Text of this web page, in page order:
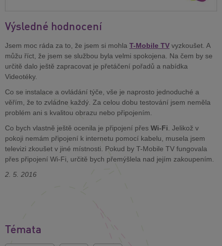
Výsledné hodnocení
Jsem moc ráda za to, že jsem si mohla T-Mobile TV vyzkoušet. A
můžu říct, že jsem se službou byla velmi spokojena. Na čem by se
určitě dalo ještě zapracovat je přetáčení pořadů a nabídka
Videotéky.
Co se instalace a ovládání týče, vše je naprosto jednoduché a
věřím, že to zvládne každý. Za celou dobu testování jsem neměla
problém ani s kvalitou obrazu nebo připojením.
Co bych vlastně ještě ocenila je připojení přes Wi-Fi . Jelikož v
pokoji nemám připojení k internetu pomocí kabelu, musela jsem
televizi zkoušet v jiné místnosti. Pokud by T-Mobile TV fungovala
přes připojení Wi-Fi, určitě bych přemýšlela nad jejím zakoupením.
2. 5. 2016
Témata